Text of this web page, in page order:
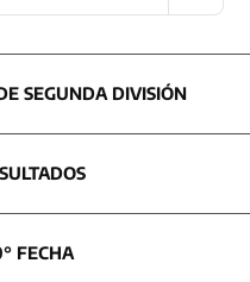
SEGUNDA DIVISIÓN
FECHA